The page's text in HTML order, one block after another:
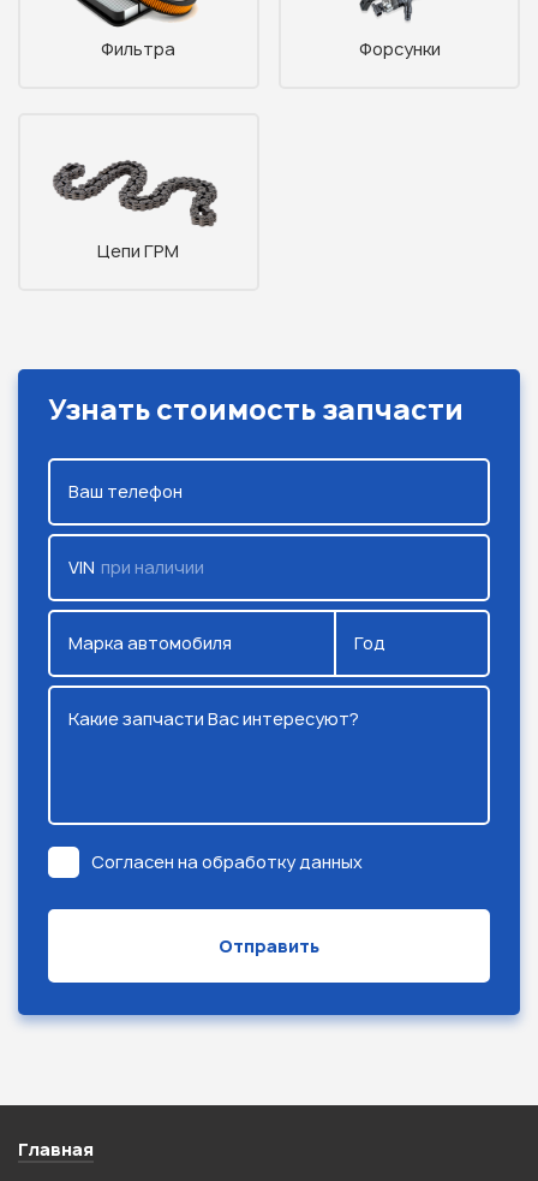
Фильтра Форсунки
Цепи ГРМ
Узнать стоимость запчасти
Ваш телефон
VIN при наличии
Марка автомобиля Год
Какие запчасти Вас интересуют?
Согласен на обработку данных
Главная